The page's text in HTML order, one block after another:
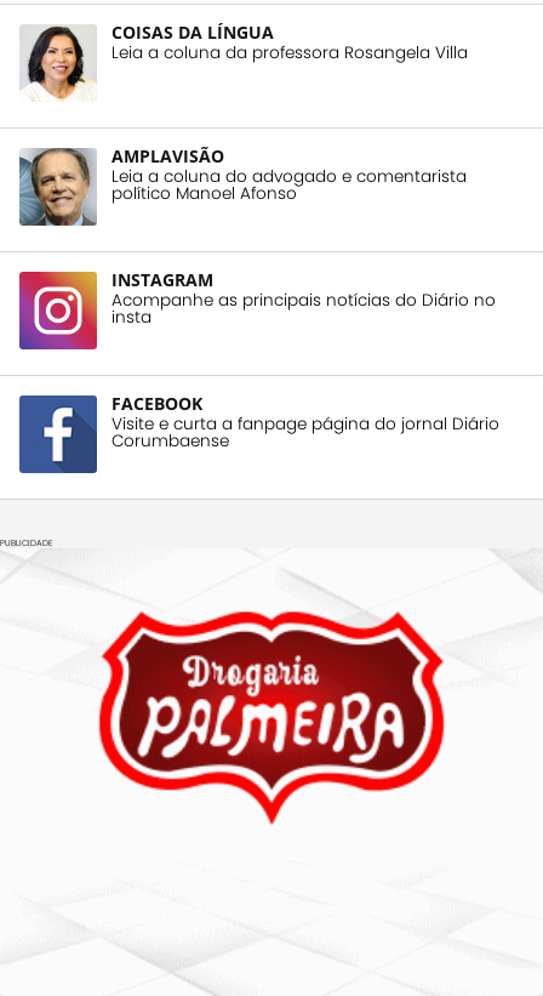
COISAS DA LÍNGUA
Leia a coluna da professora Rosangela Villa
AMPLAVISÃO
Leia a coluna do advogado e comentarista
político Manoel Afonso
INSTAGRAM
Acompanhe as principais notícias do Diário no
insta
FACEBOOK
Visite e curta a fanpage página do jornal Diário
Corumbaense
PUBLICIDADE